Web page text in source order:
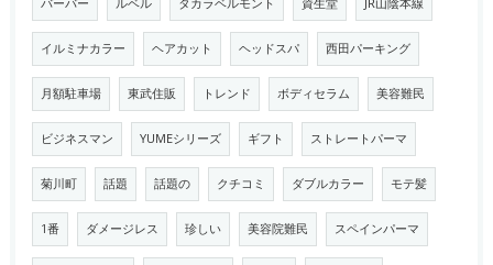
バーバー ルベル タカラベルモント 資生堂 JR山陰本線
イルミナカラー ヘアカット ヘッドスパ 西田パーキング
月額駐車場 東武住販 トレンド ボディセラム 美容難民
ビジネスマン YUMEシリーズ ギフト ストレートパーマ
菊川町 話題 話題の クチコミ ダブルカラー モテ髪
1番 ダメージレス 珍しい 美容院難民 スペインパーマ